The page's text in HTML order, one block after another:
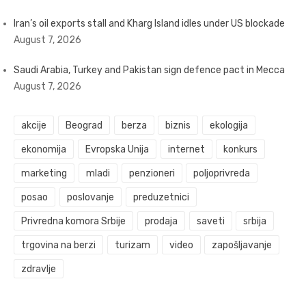
Iran’s oil exports stall and Kharg Island idles under US blockade
August 7, 2026
Saudi Arabia, Turkey and Pakistan sign defence pact in Mecca
August 7, 2026
akcije Beograd berza biznis ekologija
ekonomija Evropska Unija internet konkurs
marketing mladi penzioneri poljoprivreda
posao poslovanje preduzetnici
Privredna komora Srbije prodaja saveti srbija
trgovina na berzi turizam video zapošljavanje
zdravlje